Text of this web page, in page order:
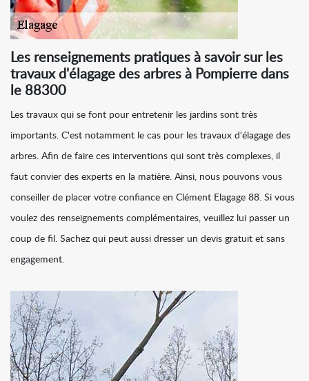
Les renseignements pratiques à savoir sur les
travaux d'élagage des arbres à Pompierre dans
le 88300
Les travaux qui se font pour entretenir les jardins sont très
importants. C'est notamment le cas pour les travaux d'élagage des
arbres. Afin de faire ces interventions qui sont très complexes, il
faut convier des experts en la matière. Ainsi, nous pouvons vous
conseiller de placer votre confiance en Clément Elagage 88. Si vous
voulez des renseignements complémentaires, veuillez lui passer un
coup de fil. Sachez qui peut aussi dresser un devis gratuit et sans
engagement.